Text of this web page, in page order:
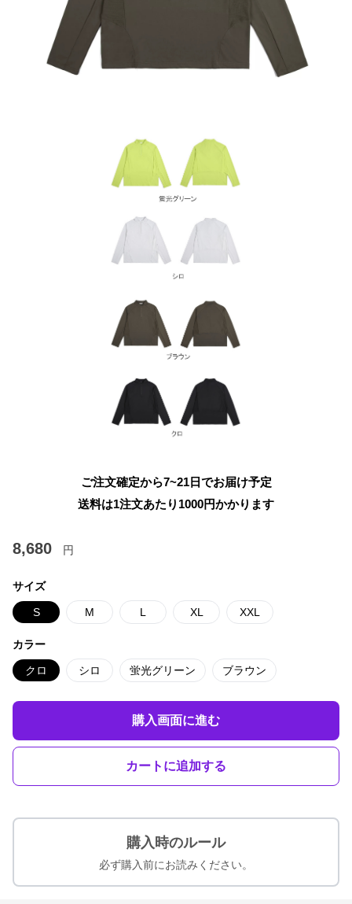
ご注文確定から7~21日でお届け予定
送料は1注文あたり 1000円かかります
8,680 円
サイズ
S M L XL XXL
カラー
クロ シロ 蛍光グリーン ブラウン
購入画面に進む
カートに追加する
購入時のルール
必ず購入前にお読みください。